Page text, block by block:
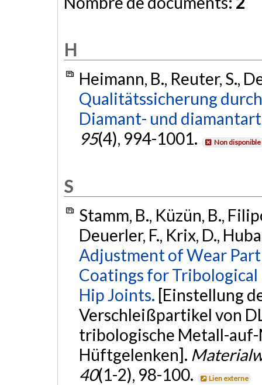
H
Heimann, B., Reuter, S.,
Qualitätssicherung
Diamant- und
95(4), 994-1001. Non disponible
S
Stamm, B., Küzün, B.,
Deuerler, F., Krix, D.,
Adjustment of Wear
Coatings for
Hip Joints. [Einstellung
Verschleißpartikel von
tribologische Metall-
Hüftgelenken].
40(1-2), 98-100. Lien externe